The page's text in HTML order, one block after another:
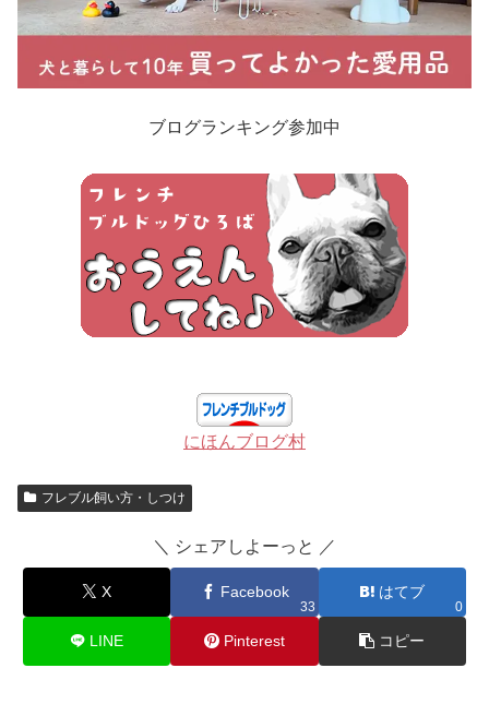
ブログランキング参加中
にほんブログ村
フレブル飼い方・しつけ
＼ シェアしよーっと ／
X Facebook
33
はてブ
0
LINE Pinterest コピー